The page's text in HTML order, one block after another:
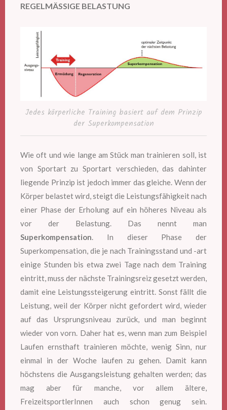
REGELMÄSSIGE BELASTUNG
Jedes körperliche Training basiert auf dem Prinzip
der Superkompensation
Wie oft und wie lange am Stück man trainieren soll, ist
von Sportart zu Sportart verschieden, das dahinter
liegende Prinzip ist jedoch immer das gleiche. Wenn der
Körper belastet wird, steigt die Leistungsfähigkeit nach
einer Phase der Erholung auf ein höheres Niveau als
vor der Belastung. Das nennt man
Superkompensation. In dieser Phase der
Superkompensation, die je nach Trainingsstand und -art
einige Stunden bis etwa zwei Tage nach dem Training
eintritt, muss der nächste Trainingsreiz gesetzt werden,
damit eine Leistungssteigerung eintritt. Sonst fällt die
Leistung, weil der Körper nicht gefordert wird, wieder
auf das Ursprungsniveau zurück, und man beginnt
wieder von vorn. Daher hat es, wenn man zum Beispiel
Laufen ernsthaft trainieren möchte, wenig Sinn, nur
einmal in der Woche laufen zu gehen. Damit kann
höchstens die Ausgangsleistung gehalten werden; das
mag aber für manche, vor allem ältere,
FreizeitsportlerInnen auch schon genug sein.